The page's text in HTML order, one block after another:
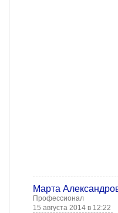
Марта
Профессионал
15 августа 2014 в 12:22